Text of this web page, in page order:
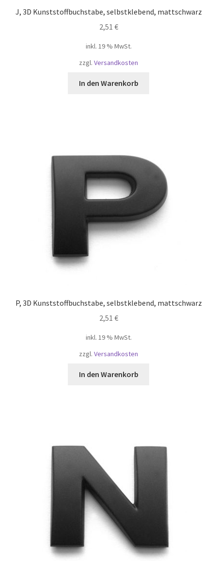
J, 3D Kunststoffbuchstabe, selbstklebend, mattschwarz
2,51 €
inkl. 19 % MwSt.
zzgl. Versandkosten
In den Warenkorb
P, 3D Kunststoffbuchstabe, selbstklebend, mattschwarz
2,51 €
inkl. 19 % MwSt.
zzgl. Versandkosten
In den Warenkorb